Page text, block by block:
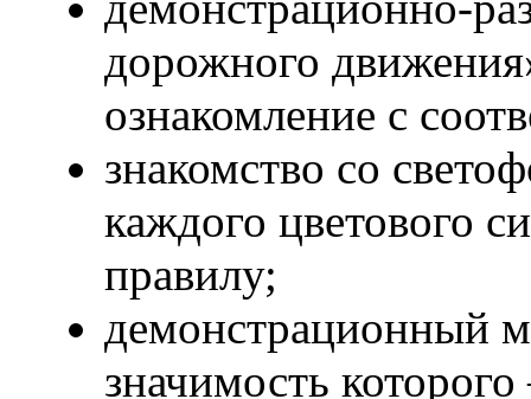
дорожного
ознакомление с
знакомство со
каждого цветового
правилу;
демонстрационный
значимость